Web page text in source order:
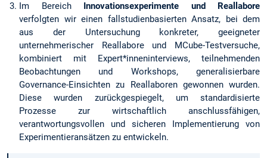
Im Bereich
Innovationsexperimente und Reallabore
verfolgten wir einen fallstudienbasierten Ansatz, bei dem
aus der Untersuchung konkreter, geeigneter
unternehmerischer Reallabore und MCube-Testversuche,
kombiniert mit Expert*inneninterviews, teilnehmenden
Beobachtungen und Workshops, generalisierbare
Governance-Einsichten zu Reallaboren gewonnen wurden.
Diese wurden zurückgespiegelt, um standardisierte
Prozesse zur wirtschaftlich anschlussfähigen,
verantwortungsvollen und sicheren Implementierung von
Experimentieransätzen zu entwickeln.